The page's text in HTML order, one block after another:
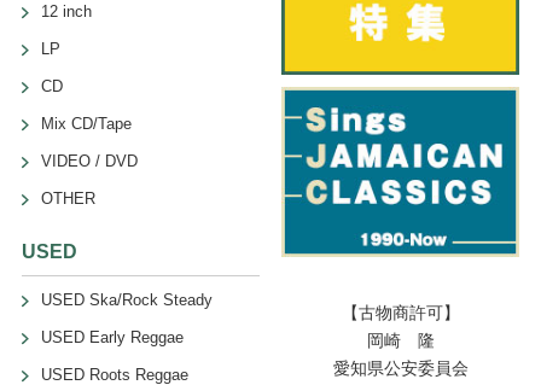
12 inch
LP
CD
Mix CD/Tape
VIDEO / DVD
OTHER
USED
USED Ska/Rock Steady
USED Early Reggae
USED Roots Reggae
【古物商許可】
岡崎 隆
愛知県公安委員会